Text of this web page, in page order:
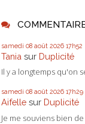
samedi 08 août 2026 17h52
Tania sur Duplicité
Il y a longtemps qu'on
samedi 08 août 2026 17h29
Aifelle sur Duplicité
Je me souviens bien de